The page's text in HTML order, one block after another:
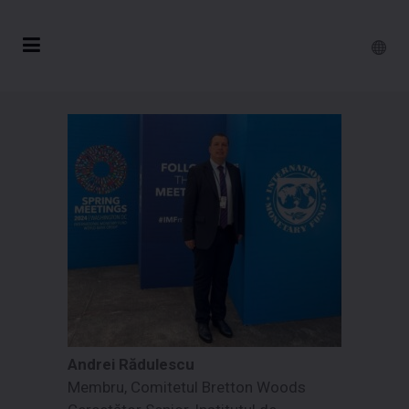
Andrei Rădulescu
Membru, Comitetul Bretton Woods